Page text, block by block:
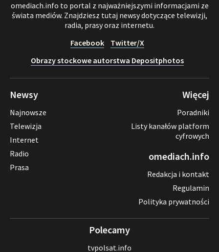
omediach.info to portal z najważniejszymi informacjami ze
świata mediów. Znajdziesz tutaj newsy dotyczące telewizji,
radia, prasy oraz internetu.
Facebook
Twitter/X
Obrazy stockowe autorstwa Depositphotos
Newsy
Najnowsze
Telewizja
Internet
Radio
Prasa
Więcej
Poradniki
Listy kanałów platform
cyfrowych
omediach.info
Redakcja i kontakt
Regulamin
Polityka prywatności
Polecamy
tvpolsat.info